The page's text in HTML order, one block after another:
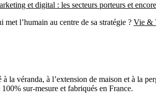
et digital : les secteurs porteurs et
l’humain au centre de sa stratégie ? Vie &
la véranda, à l’extension de maison et à la
sur-mesure et fabriqués en France.